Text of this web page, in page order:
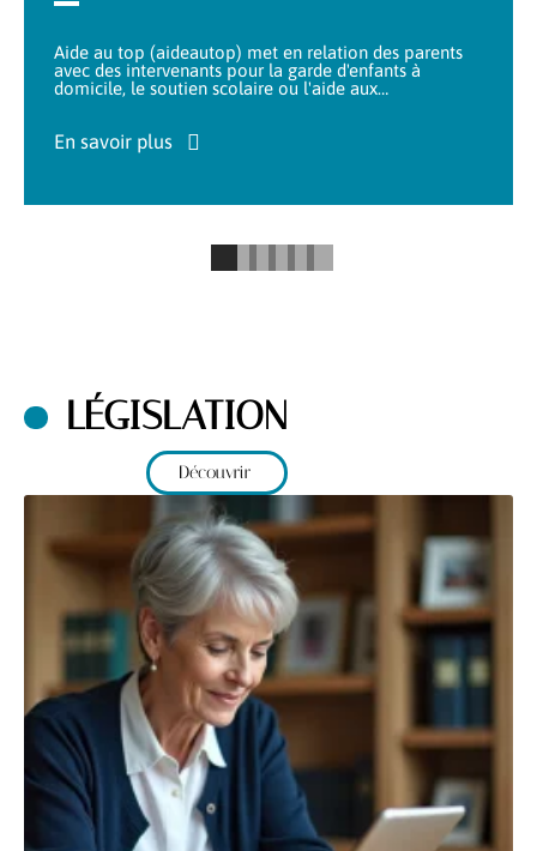
Aide au top (aideautop) met en relation des parents
avec des intervenants pour la garde d'enfants à
domicile, le soutien scolaire ou l'aide aux…
En savoir plus
LÉGISLATION
Découvrir